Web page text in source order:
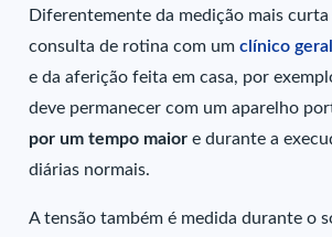
Diferentemente da medição mais curta
consulta de rotina com umclínico geral
e da aferição feita em casa, por
deve permanecer com um aparelho
por um tempo maior e durante a
diárias normais.
A tensão também é medida durante o